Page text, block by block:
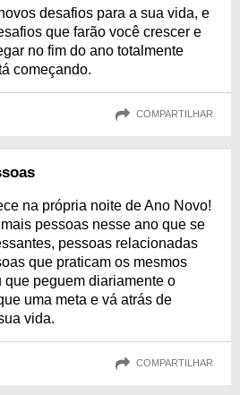
desafios para a sua vida, e
que farão você crescer e
no fim do ano totalmente
começando.
COMPARTILHAR
na própria noite de Ano Novo!
pessoas nesse ano que se
pessoas relacionadas
que praticam os mesmos
que peguem diariamente o
uma meta e vá atrás de
vida.
COMPARTILHAR